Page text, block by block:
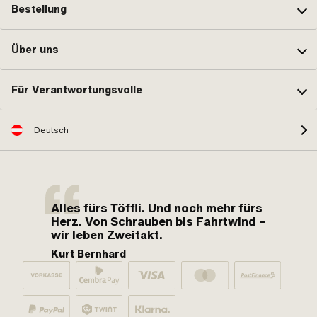
Bestellung
Über uns
Für Verantwortungsvolle
Deutsch
Alles fürs Töffli. Und noch mehr fürs
Herz. Von Schrauben bis Fahrtwind –
wir leben Zweitakt.
Kurt Bernhard